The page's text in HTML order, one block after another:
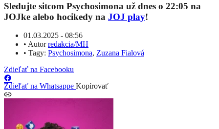
Sledujte sitcom Psychosimona už dnes o 22:05 na
JOJke alebo hocikedy na JOJ play!
01.03.2025 - 08:56
• Autorredakcia/MH
• Tagy: Psychosimona, Zuzana Fialová
Zdieľať na Facebooku
Zdieľať na Whatsappe Kopírovať